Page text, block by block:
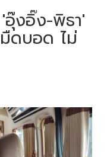
อุ๊งอิ๊ง-พิธา'
ดบอด ไม่